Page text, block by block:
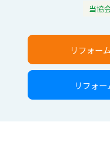
当協
リフォー
リフォ